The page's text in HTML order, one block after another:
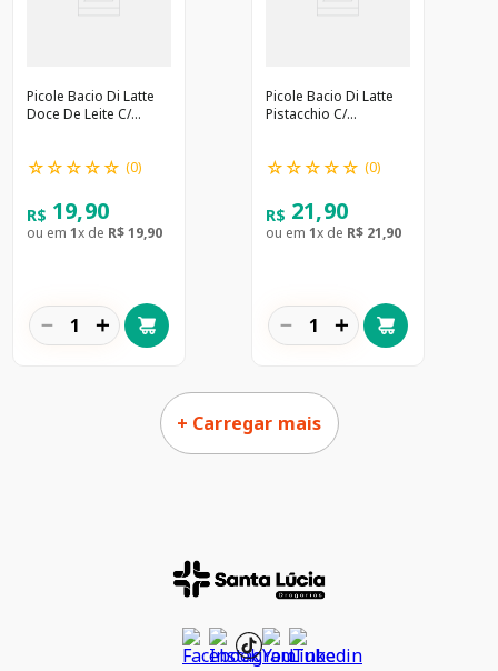
Picole Bacio Di Latte
Doce De Leite C/
☆☆☆☆☆ (0)
R$ 19,90
ou em 1x de R$19,90
＋
－
Picole Bacio Di Latte
Pistacchio C/
☆☆☆☆☆ (0)
R$ 21,90
ou em 1x de R$ 21,90
＋
－